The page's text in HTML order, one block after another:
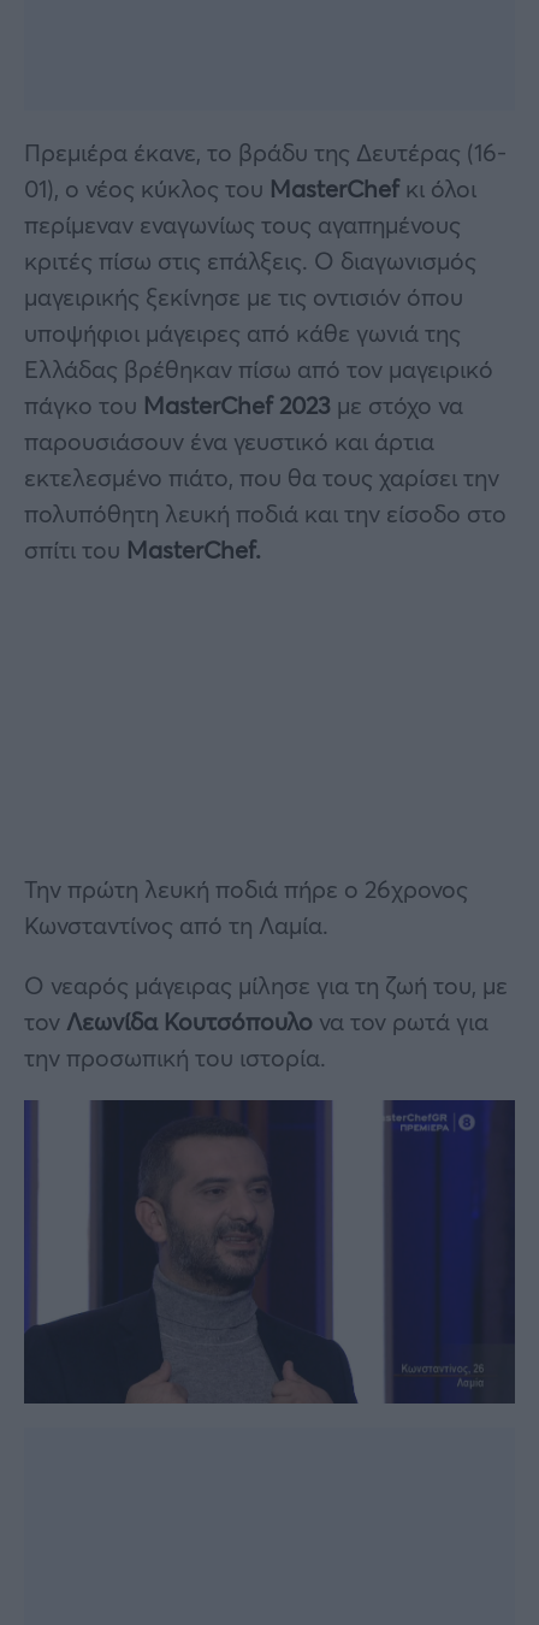
Πρεμιέρα έκανε, το βράδυ της Δευτέρας (16-
01), ο νέος κύκλος του MasterChef κι όλοι
περίμεναν εναγωνίως τους αγαπημένους
κριτές πίσω στις επάλξεις. Ο διαγωνισμός
μαγειρικής ξεκίνησε με τις οντισιόν όπου
υποψήφιοι μάγειρες από κάθε γωνιά της
Ελλάδας βρέθηκαν πίσω από τον μαγειρικό
πάγκο του MasterChef 2023 με στόχο να
παρουσιάσουν ένα γευστικό και άρτια
εκτελεσμένο πιάτο, που θα τους χαρίσει την
πολυπόθητη λευκή ποδιά και την είσοδο στο
σπίτι του MasterChef.
Την πρώτη λευκή ποδιά πήρε ο 26χρονος
Κωνσταντίνος από τη Λαμία.
Ο νεαρός μάγειρας μίλησε για τη ζωή του, με
τονΛεωνίδα Κουτσόπουλο να τον ρωτά για
την προσωπική του ιστορία.